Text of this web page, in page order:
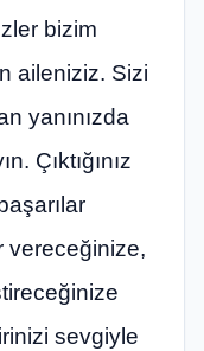
bizim
aileniziz. Sizi
yanınızda
Çıktığınız
vereceğinize,
sevgiyle